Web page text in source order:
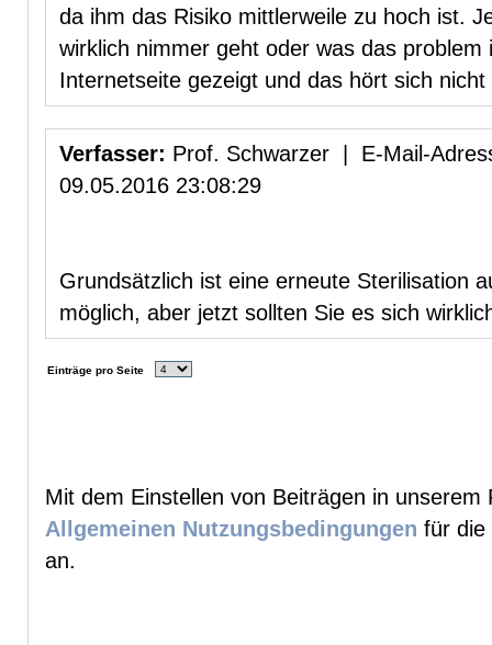
da ihm das Risiko mittlerweile zu hoch ist.
wirklich nimmer geht oder was das
Internetseite gezeigt und das hört sich
Verfasser: Prof. Schwarzer | E-Mail-
09.05.2016 23:08:29
Grundsätzlich ist eine erneute Sterilisation
möglich, aber jetzt sollten Sie es sich
Einträge pro Seite
Mit dem Einstellen von Beiträgen in
Allgemeinen Nutzungsbedingungen für die
an.